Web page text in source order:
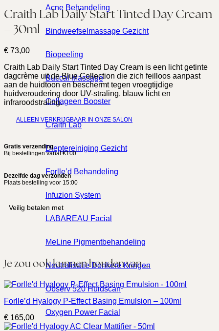
Acne Behandeling
Bindweefselmassage Gezicht
Biopeeling
Buccal Massage
Collageen Booster
Craith Lab
Dieptereiniging Gezicht
Forlle’d Behandeling
Infuzion System
LABAREAU Facial
MeLine Pigmentbehandeling
Neutralisatie Donkere Kringen
Observ 520 Huidscan
Oxygen Power Facial
Craith Lab Daily Start Tinted Day Cream
– 30ml
€ 73,00
Craith Lab Daily Start Tinted Day Cream is een licht getinte
dagcrème uit de Blue Collection die zich feilloos aanpast
aan de huidtoon en beschermt tegen vroegtijdige
huidveroudering door UV-straling, blauw licht en
infraroodstraling.
ALLEEN VERKRIJGBAAR IN ONZE SALON
Gratis verzending
Bij bestellingen vanaf €100
Dezelfde dag verzonden
Plaats bestelling voor 15:00
Veilig betalen met
Je zou ook kunnen houden van …
Forlle’d Hyalogy P-Effect Basing Emulsion – 100ml
€ 165,00